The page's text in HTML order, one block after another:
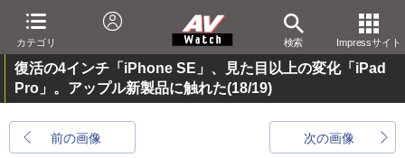
カテゴリ 検索 Impressサイト
復活の4インチ「iPhone SE」、見た目以上の変化「iPad
Pro」。アップル新製品に触れた(18/19)
前の画像 次の画像